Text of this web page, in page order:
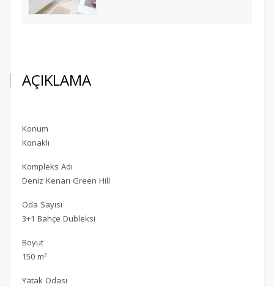
AÇIKLAMA
Konum
Konaklı
Kompleks Adı
Deniz Kenarı Green Hill
Oda Sayısı
3+1 Bahçe Dubleksi
Boyut
150 m²
Yatak Odası